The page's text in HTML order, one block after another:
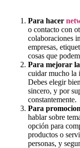
Para hacer
o contacto con
colaboraciones
empresas,
cosas que
Para mejorar
cuidar mucho la
Debes elegir
sincero, y por
constantemente.
Para
hablar sobre
opción para
productos o
personas, y